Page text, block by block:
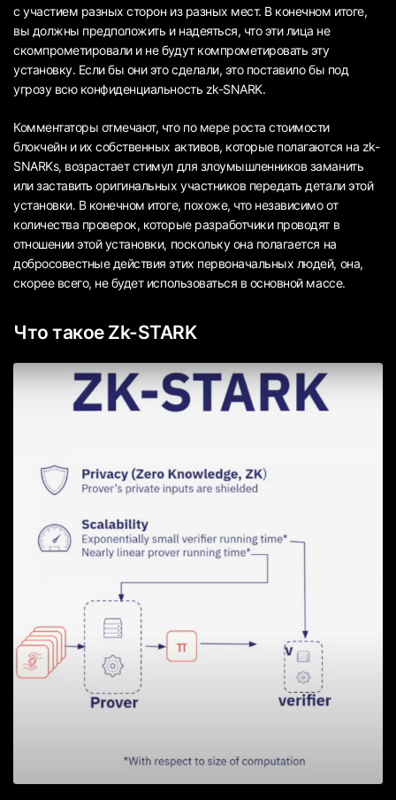
с участием разных сторон из разных мест. В конечном итоге,
вы должны предположить и надеяться, что эти лица не
скомпрометировали и не будут компрометировать эту
установку. Если бы они это сделали, это поставило бы под
угрозу всю конфиденциальность zk-SNARK.
Комментаторы отмечают, что по мере роста стоимости
блокчейн и их собственных активов, которые полагаются на zk-
SNARKs, возрастает стимул для злоумышленников заманить
или заставить оригинальных участников передать детали этой
установки. В конечном итоге, похоже, что независимо от
количества проверок, которые разработчики проводят в
отношении этой установки, поскольку она полагается на
добросовестные действия этих первоначальных людей, она,
скорее всего, не будет использоваться в основной массе.
Что такое Zk-STARK